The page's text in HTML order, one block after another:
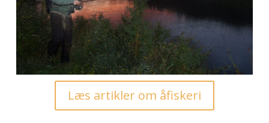
Læs artikler om åfiskeri